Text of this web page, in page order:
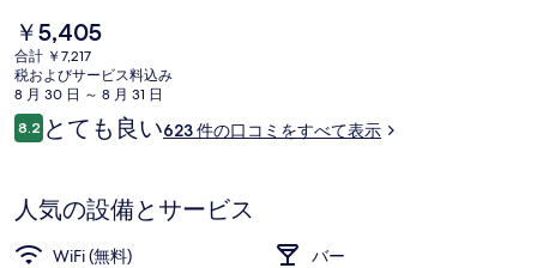
タ
ウ
ン
ユ
ス
ホ
ではさまざまな公共交通機関を利用できます。地下鉄 アムステルダ
ム中央駅までは 4 分、ニーウェゼイズ コルク停留所までは 4 分で
す。
現
在
の
料
金
は
す
￥5,405
合計 ￥7,217
税およびサービス料込み
8 月 30 日 ～ 8 月 31 日
口
コ
8.210段階中8.2
とても良い623 件の口コミをすべて表示
人気の設備とサービス
WiFi (無料)
バー